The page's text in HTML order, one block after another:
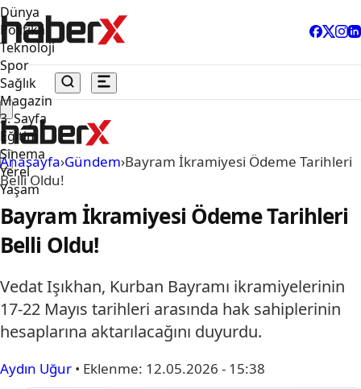
Dünya
Politika
Teknoloji
Spor
Sağlık
Magazin
3. Sayfa
Eğitim
Sinema
Yerel
Yaşam
Anasayfa›Gündem›Bayram İkramiyesi Ödeme Tarihleri
Belli Oldu!
Bayram İkramiyesi Ödeme Tarihleri
Belli Oldu!
Vedat Işıkhan, Kurban Bayramı ikramiyelerinin
17-22 Mayıs tarihleri arasında hak sahiplerinin
hesaplarına aktarılacağını duyurdu.
Aydın Uğur • Eklenme: 12.05.2026 - 15:38